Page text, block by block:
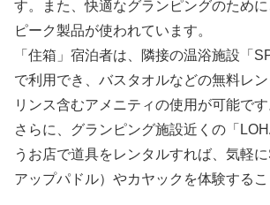
す。また、快適なグランピングのため
ピーク製品が使われています。
「住箱」宿泊者は、隣接の温浴施設「
で利用でき、バスタオルなどの無料レ
リンス含むアメニティの使用が可能です
さらに、グランピング施設近くの「
うお店で道具をレンタルすれば、気軽
アップパドル）やカヤックを体験するこ